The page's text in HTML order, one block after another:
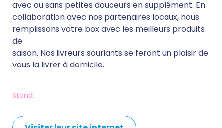
avec ou sans petites douceurs en supplément. En
collaboration avec nos partenaires locaux, nous
remplissons votre box avec les meilleurs produits
de
saison. Nos livreurs souriants se feront un plaisir de
vous la livrer à domicile.
Stand: